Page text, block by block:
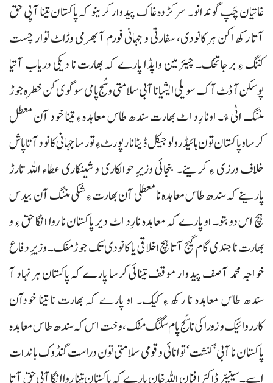
غاتیان چَپ گوندانو۔ سرکڑدہ غاک پیدوار کرینو کہ پاکستان تینا آپی حق
آتا رکھ اکن ہر کانودی، سفارتی و جہانی فورم آ بھرمی وڑاٹ توار چست
کننگ ءِ برجا تخک۔ چیئرمین واپڈا پارے کہ بھارت نا دیکی دریاب آتیا
پوسکن آ ڈٹ آک سویلی ایشیا نا آبی سلامتی و سُج پامی سوگوی کن خطرہ جوڑ
مننگ اٹی ءُ۔ اونا رِد اٹ بھارت سندھ طاس معاہدہ ءِ تینا خود آن معطل
کرسا و پاکستان تون ہائیڈرولوجیکل ڈیٹا نا رپورٹ ءِ تورسا جہانی کانود آتا پاش
خلاف ورزی ءِ کرینے۔ بنجائی وزیرِ حوالکاری و شینکاری عطاء اللہ تارڑ
پارینے کہ سندھ طاس معاہدہ نا معطلی آن بھارت ءِ شکی مننگ آن بیدس
ہچ اس دو بتو۔ او پارے کہ معاہدہ نا رِد اٹ دیر پاکستان نا روا انگا حق ءِ و
بھارت نا جندی گام گیج آتا ہچ اخلاقی یا کانودی تک جوڑ مفک۔ وزیرِ دفاع
خواجہ محمد آصف پیدوار موقف تینائی کرسا پارے کہ پاکستان ہر نہاد آ
سندھ طاس معاہدہ نا رکھ ءِ کیک۔ او پارے کہ بھارت نا تینا خودآن
کارروائیک و زوراکی نا سُج پام سگنگ مفک، وخت اس کہ سندھ طاس معاہدہ
پاکستان نا آبی‘ کنشت‘ توانائی و قومی سلامتی تون دراست گنڈوک باندات